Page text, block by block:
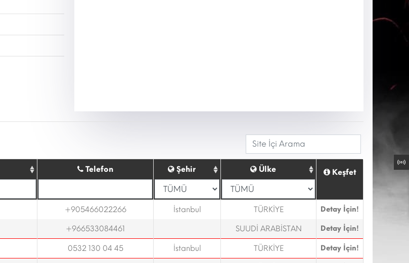
Telefon Şehir Ülke Keşfet
+905466022266 İstanbul TÜRKİYE Detay İçin!
+966533084461 SUUDİ ARABİSTAN Detay İçin!
0532 130 04 45 İstanbul TÜRKİYE Detay İçin!